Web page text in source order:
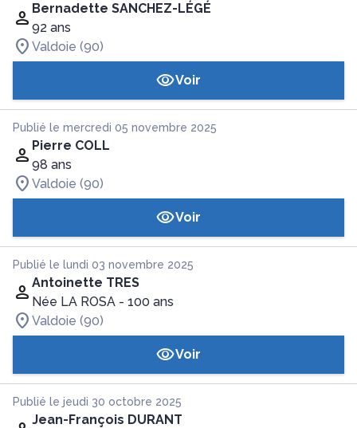
Bernadette SANCHEZ-LÉGÉ
92 ans
Valdoie (90)
Voir
Publié le mercredi 05 novembre 2025
Pierre COLL
98 ans
Valdoie (90)
Voir
Publié le lundi 03 novembre 2025
Antoinette TRES
Née LA ROSA - 100 ans
Valdoie (90)
Voir
Publié le jeudi 30 octobre 2025
Jean-François DURANT